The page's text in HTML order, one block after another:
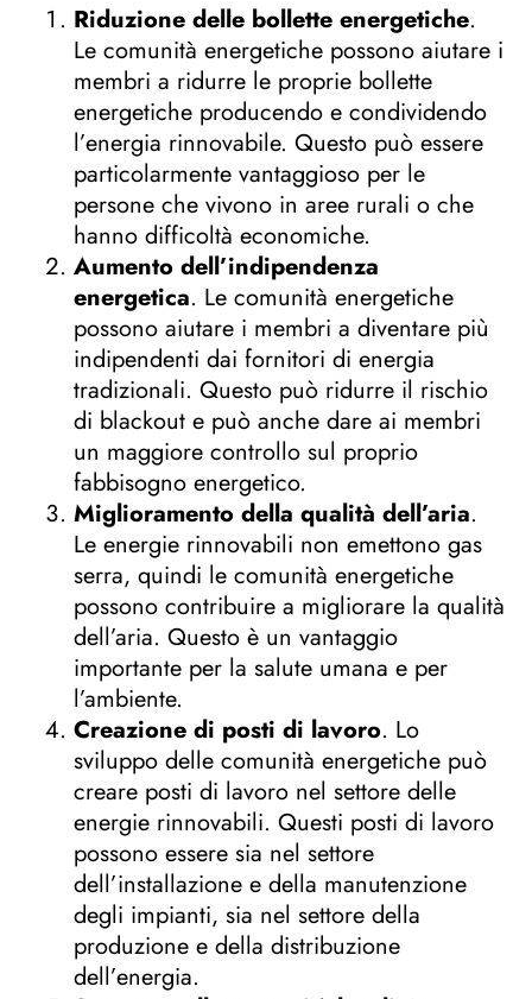
Riduzione delle bollette energetiche.
Le comunità energetiche possono aiutare i
membri a ridurre le proprie bollette
energetiche producendo e condividendo
l’energia rinnovabile. Questo può essere
particolarmente vantaggioso per le
persone che vivono in aree rurali o che
hanno difficoltà economiche.
Aumento dell’indipendenza
energetica. Le comunità energetiche
possono aiutare i membri a diventare più
indipendenti dai fornitori di energia
tradizionali. Questo può ridurre il rischio
di blackout e può anche dare ai membri
un maggiore controllo sul proprio
fabbisogno energetico.
Miglioramento della qualità dell’aria.
Le energie rinnovabili non emettono gas
serra, quindi le comunità energetiche
possono contribuire a migliorare la qualità
dell’aria. Questo è un vantaggio
importante per la salute umana e per
l’ambiente.
Creazione di posti di lavoro. Lo
sviluppo delle comunità energetiche può
creare posti di lavoro nel settore delle
energie rinnovabili. Questi posti di lavoro
possono essere sia nel settore
dell’installazione e della manutenzione
degli impianti, sia nel settore della
produzione e della distribuzione
dell’energia.